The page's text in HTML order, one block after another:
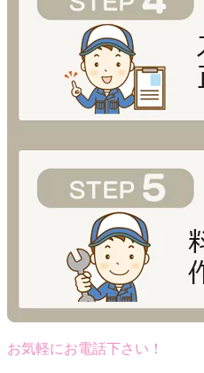
お気軽にお電話下さい！